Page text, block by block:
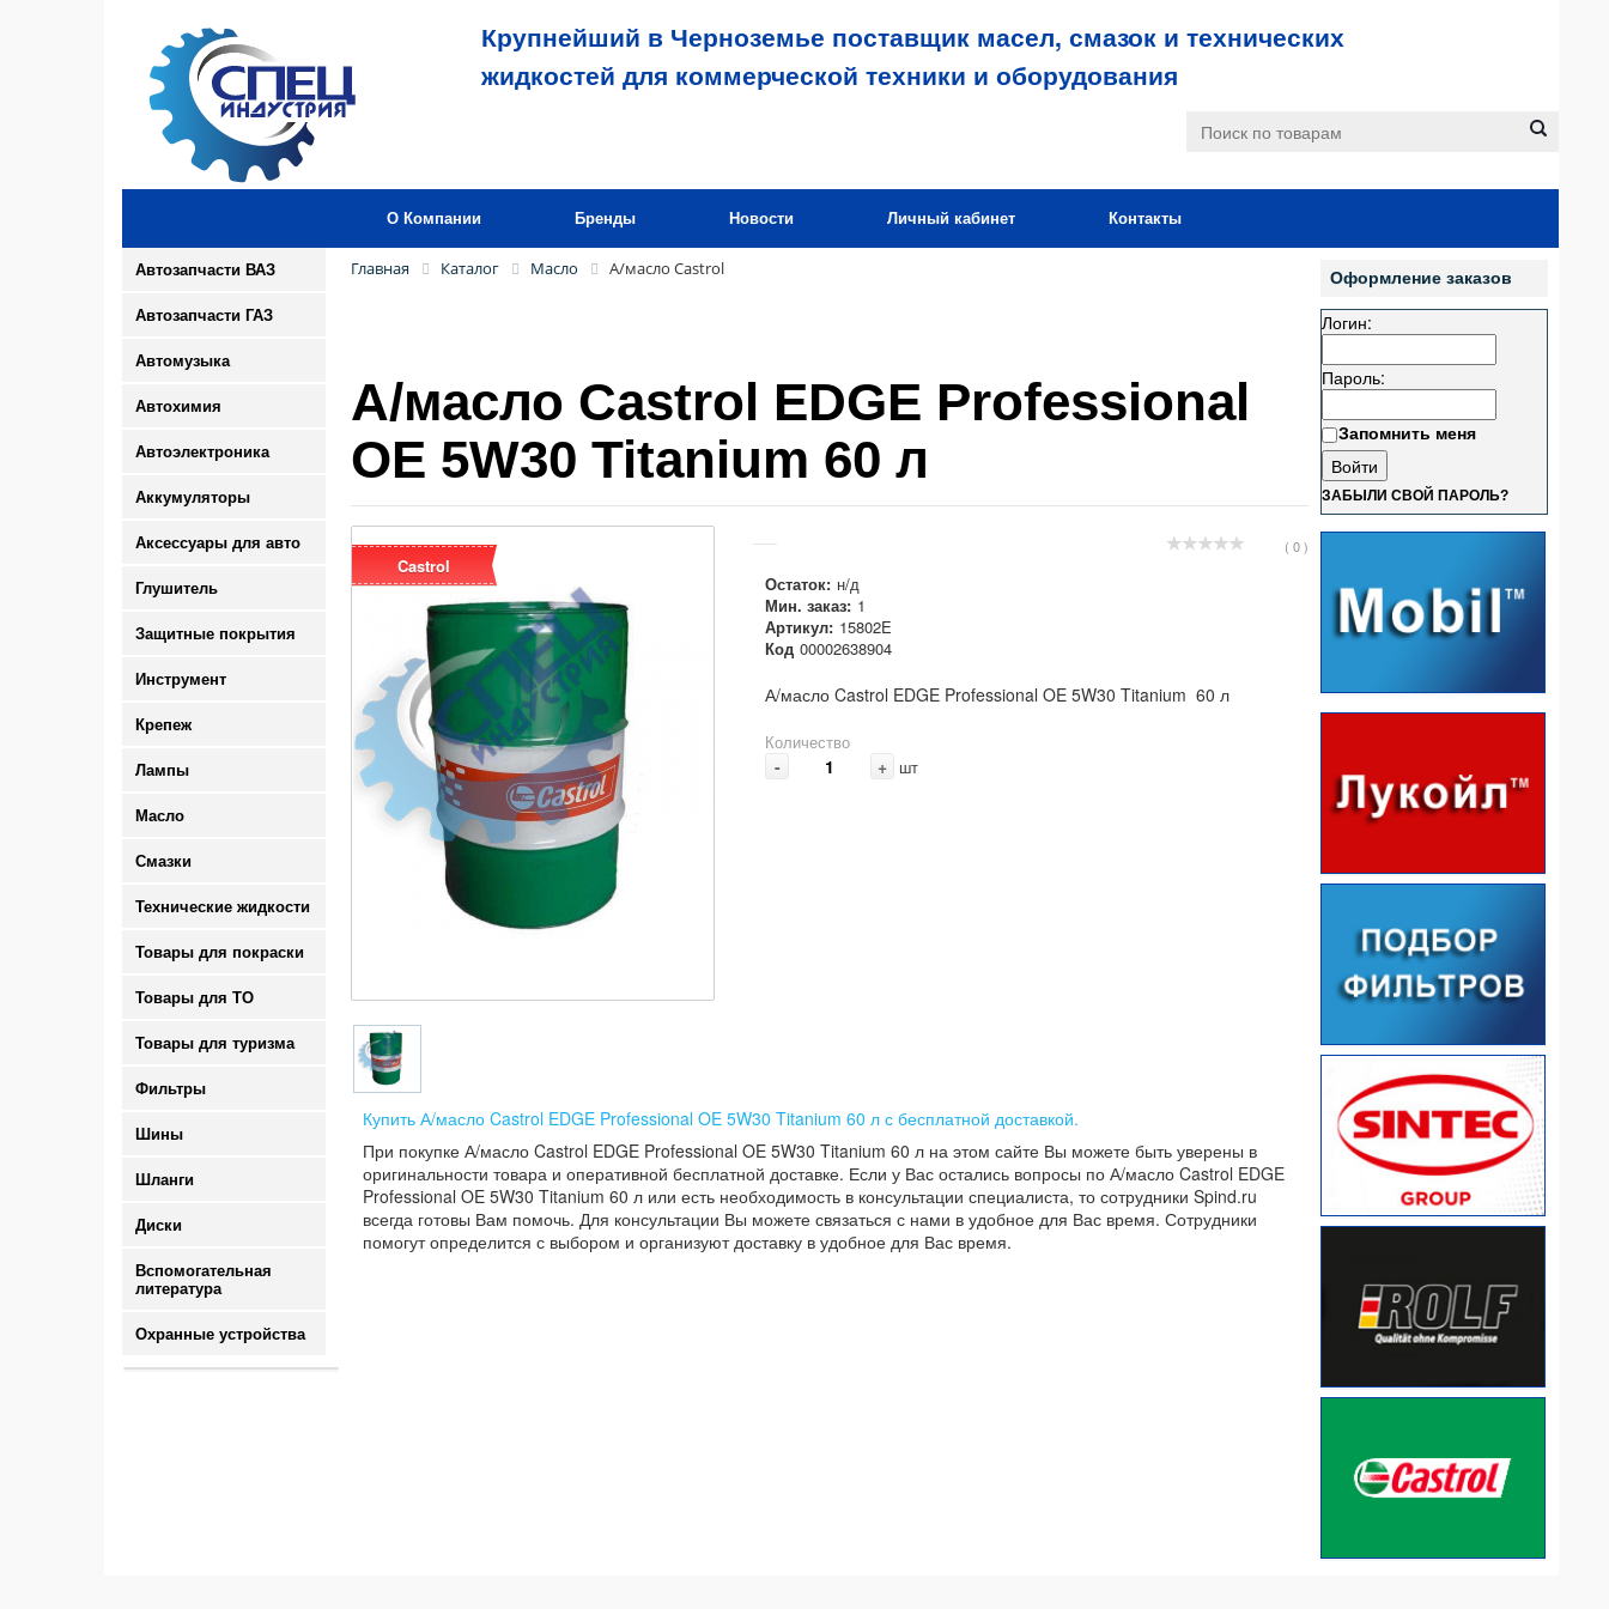
Крупнейший в Черноземье поставщик масел, смазок и технических
жидкостей для коммерческой техники и оборудования
О Компании Бренды Новости Личный кабинет Контакты
Автозапчасти ВАЗ
Автозапчасти ГАЗ
Автомузыка
Автохимия
Автоэлектроника
Аккумуляторы
Аксессуары для авто
Глушитель
Защитные покрытия
Инструмент
Крепеж
Лампы
Масло
Смазки
Технические жидкости
Товары для покраски
Товары для ТО
Товары для туризма
Фильтры
Шины
Шланги
Диски
Вспомогательная
литература
Охранные устройства
Главная Каталог Масло А/масло Castrol
А/масло Castrol EDGE Professional
OE 5W30 Titanium 60 л
Castrol
( 0 )
Остаток: н/д
Мин. заказ: 1
Артикул: 15802E
Код 00002638904
А/масло Castrol EDGE Professional OE 5W30 Titanium 60 л
Количество
- + шт
Купить А/масло Castrol EDGE Professional OE 5W30 Titanium 60 л с бесплатной доставкой.
При покупке А/масло Castrol EDGE Professional OE 5W30 Titanium 60 л на этом сайте Вы можете быть уверены в
оригинальности товара и оперативной бесплатной доставке. Если у Вас остались вопросы по А/масло Castrol EDGE
Professional OE 5W30 Titanium 60 л или есть необходимость в консультации специалиста, то сотрудники Spind.ru
всегда готовы Вам помочь. Для консультации Вы можете связаться с нами в удобное для Вас время. Сотрудники
помогут определится с выбором и организуют доставку в удобное для Вас время.
Оформление заказов
Логин:
Пароль:
Запомнить меня
ЗАБЫЛИ СВОЙ ПАРОЛЬ?